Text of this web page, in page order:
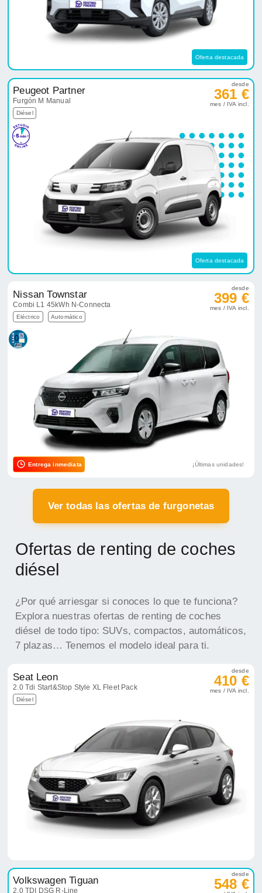
Oferta destacada
Peugeot Partner
Furgón M Manual
Diésel
desde
361 €
mes / IVA incl.
Oferta destacada
Nissan Townstar
Combi L1 45kWh N-Connecta
Eléctrico Automático
desde
399 €
mes / IVA incl.
Entrega inmediata ¡Últimas unidades!
Ver todas las ofertas de furgonetas
Ofertas de renting de coches
diésel
¿Por qué arriesgar si conoces lo que te funciona?
Explora nuestras ofertas de renting de coches
diésel de todo tipo: SUVs, compactos, automáticos,
7 plazas… Tenemos el modelo ideal para ti.
Seat Leon
2.0 Tdi Start&Stop Style XL Fleet Pack
Diésel
desde
410 €
mes / IVA incl.
Volkswagen Tiguan
2.0 TDI DSG R-Line
desde
548 €